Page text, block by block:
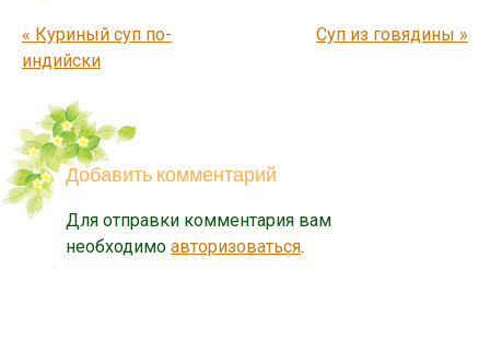
Запись навигация
« Куриный суп по-
индийски
Суп из говядины »
Добавить комментарий
Для отправки комментария вам
необходимо авторизоваться.